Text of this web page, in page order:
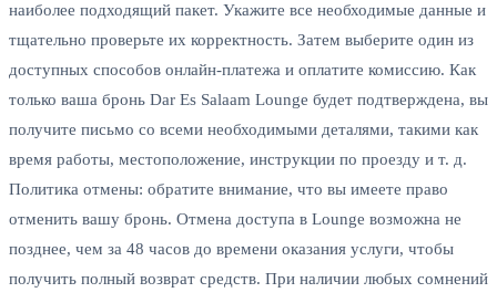
наиболее подходящий пакет. Укажите все необходимые данные и
тщательно проверьте их корректность. Затем выберите один из
доступных способов онлайн-платежа и оплатите комиссию. Как
только ваша бронь Dar Es Salaam Lounge будет подтверждена, вы
получите письмо со всеми необходимыми деталями, такими как
время работы, местоположение, инструкции по проезду и т. д.
Политика отмены: обратите внимание, что вы имеете право
отменить вашу бронь. Отмена доступа в Lounge возможна не
позднее, чем за 48 часов до времени оказания услуги, чтобы
получить полный возврат средств. При наличии любых сомнений